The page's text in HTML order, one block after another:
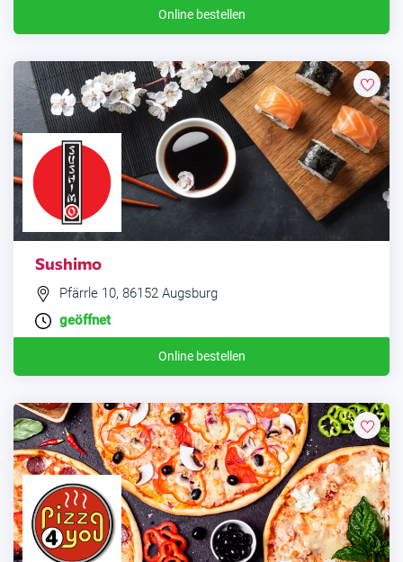
Online bestellen
Sushimo
Pfärrle 10, 86152 Augsburg
geöffnet
Online bestellen